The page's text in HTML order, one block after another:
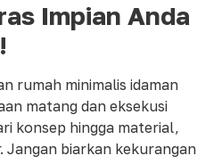
Impian Anda
rumah minimalis idaman
matang dan eksekusi
konsep hingga material,
Jangan biarkan kekurangan